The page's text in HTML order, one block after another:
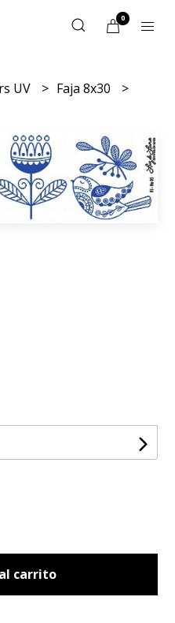
0
UV
Faja 8x30
carrito